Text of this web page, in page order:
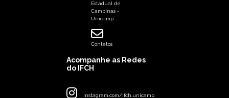
Estadual de
Campinas -
Unicamp
Contatos
Acompanhe as Redes
do IFCH
instagram.com/ifch.unicamp